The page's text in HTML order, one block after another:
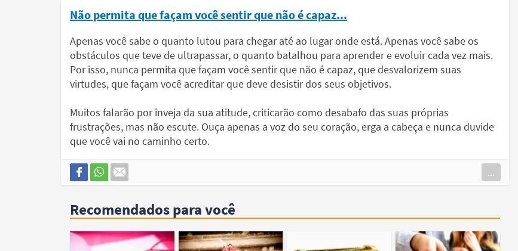
Não permita que façam você sentir que não é capaz...
Apenas você sabe o quanto lutou para chegar até ao lugar onde está. Apenas você sabe os
obstáculos que teve de ultrapassar, o quanto batalhou para aprender e evoluir cada vez mais.
Por isso, nunca permita que façam você sentir que não é capaz, que desvalorizem suas
virtudes, que façam você acreditar que deve desistir dos seus objetivos.
Muitos falarão por inveja da sua atitude, criticarão como desabafo das suas próprias
frustrações, mas não escute. Ouça apenas a voz do seu coração, erga a cabeça e nunca duvide
que você vai no caminho certo.
...
Recomendados para você